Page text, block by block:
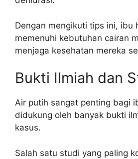
Dengan mengikuti tips ini, ibu
memenuhi kebutuhan cairan
menjaga kesehatan mereka
Bukti Ilmiah dan
Air putih sangat penting bagi
didukung oleh banyak bukti
kasus.
Salah satu studi yang paling